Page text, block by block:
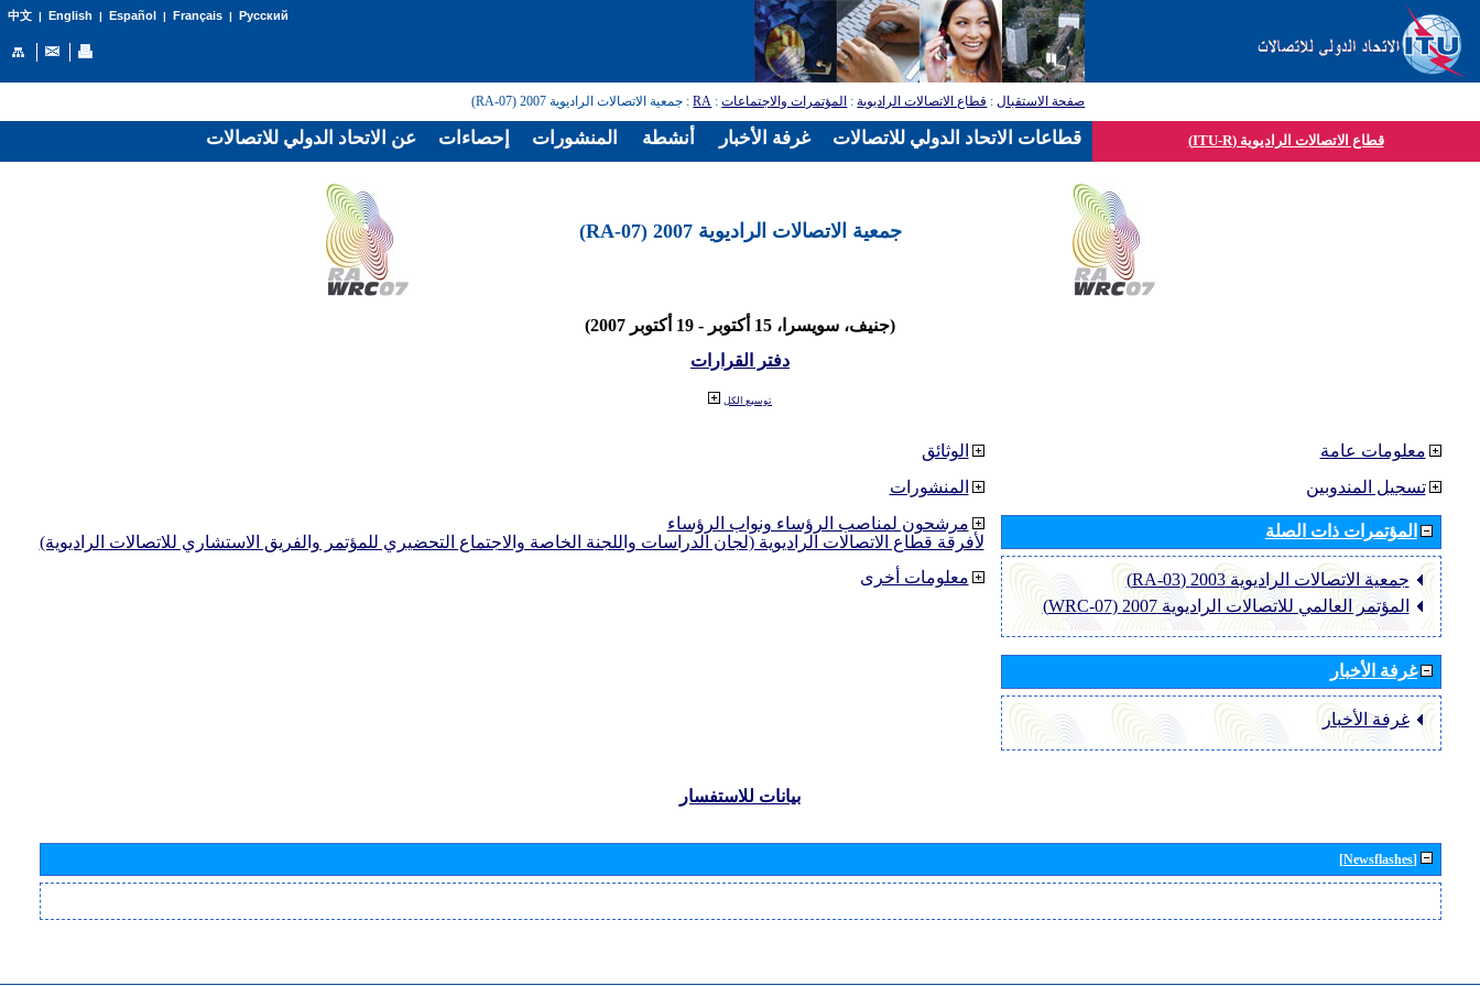
中文| English | Español | Français| Русский
صفحة الاستقبال: قطاع الاتصالات الراديوية: المؤتمرات والاجتماعات:
RA: جمعية الاتصالات الراديوية 2007 (RA-07)
قطاع الاتصالات الراديوية (ITU-R)
جمعية الاتصالات الراديوية 2007 (RA-07)
(جنيف، سويسرا، 15 أكتوبر - 19 أكتوبر 2007)
دفتر القرارات
توسيع الكل
الوثائق
المنشورات
مرشحون لمناصب الرؤساء ونواب الرؤساء
لأفرقة قطاع الاتصالات الراديوية (لجان الدراسات واللجنة الخاصة والاجتماع التحضيري للمؤتمر والفريق الاستشاري للاتصالات الراديوية)
معلومات أخرى
معلومات عامة
تسجيل المندوبين
المؤتمرات ذات الصلة
جمعية الاتصالات الراديوية 2003 (RA-03)
المؤتمر العالمي للاتصالات الراديوية 2007 (WRC-07)
غرفة الأخبار
غرفة الأخبار
بيانات للاستفسار
[Newsflashes]
عن الاتحاد الدولي للاتصالات إحصاءات المنشورات أنشطة غرفة الأخبار قطاعات الاتحاد الدولي للاتصالات